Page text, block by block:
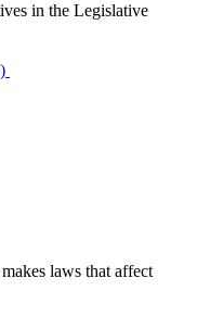
in the Legislative
laws that affect